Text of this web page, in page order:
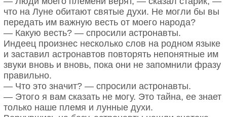
что на Луне обитают святые духи. Не могли бы вы
передать им важную весть от моего народа?
— Какую весть? — спросили астронавты.
Индеец произнес несколько слов на родном языке
и заставил астронавтов повторять непонятные им
звуки вновь и вновь, пока они не запомнили фразу
правильно.
— Что это значит? — спросили астронавты.
— Этого я вам сказать не могу. Это тайна, ее знает
только наше племя и лунные духи.